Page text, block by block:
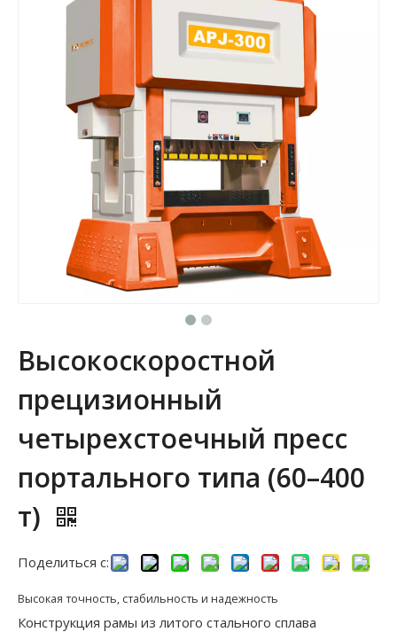
Высокоскоростной
прецизионный
четырехстоечный пресс
портального типа (60–400
т)
Поделиться с:
Высокая точность, стабильность и надежность
Конструкция рамы из литого стального сплава